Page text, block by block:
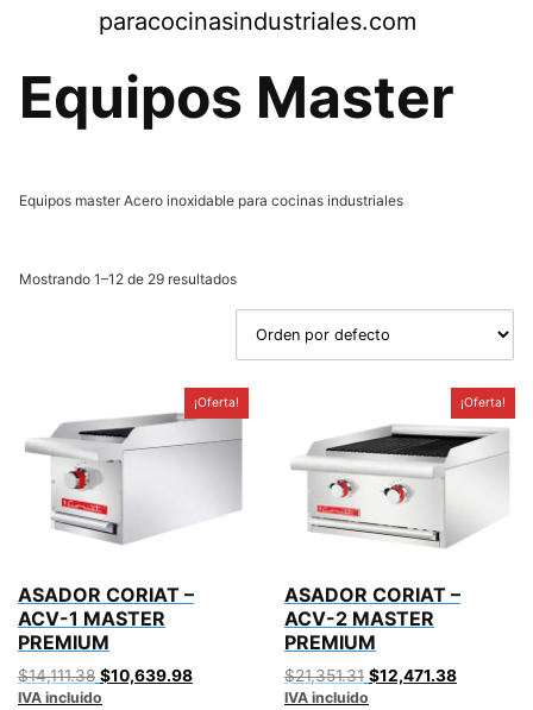
contenido
paracocinasindustriales.com
Equipos Master
Equipos master Acero inoxidable para cocinas industriales
Mostrando 1–12 de 29 resultados
¡Oferta!
ASADOR CORIAT –
ACV-1 MASTER
PREMIUM
$14,111.38 Original
price
$10,639.98Current
IVA incluido
¡Oferta!
ASADOR CORIAT –
ACV-2 MASTER
PREMIUM
$21,351.31 Original
$12,471.38Current
IVA incluido